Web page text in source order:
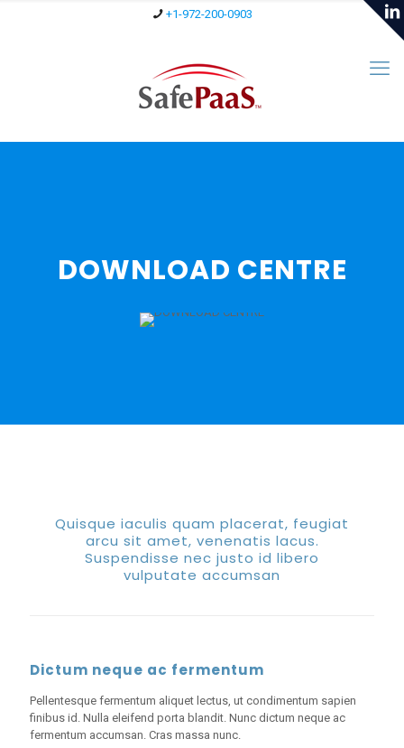
+1-972-200-0903
DOWNLOAD CENTRE
Quisque iaculis quam placerat, feugiat
arcu sit amet, venenatis lacus.
Suspendisse nec justo id libero
vulputate accumsan
Dictum neque ac fermentum
Pellentesque fermentum aliquet lectus, ut condimentum sapien
finibus id. Nulla eleifend porta blandit. Nunc dictum neque ac
fermentum accumsan. Cras massa nunc.